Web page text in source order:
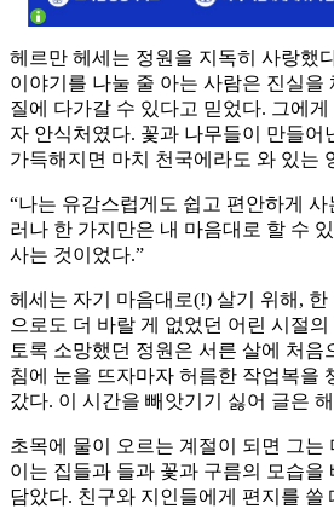
헤르만 헤세는 정원을 지독히 사랑했
이야기를 나눌 줄 아는 사람은 진실을
질에 다가갈 수 있다고 믿었다. 그에게
자 안식처였다. 꽃과 나무들이 만들어
가득해지면 마치 천국에라도 와 있는
“나는 유감스럽게도 쉽고 편안하게
러나 한 가지만은 내 마음대로 할 수
사는 것이었다.”
헤세는 자기 마음대로(!) 살기 위해,
으로도 더 바랄 게 없었던 어린 시절
토록 소망했던 정원은 서른 살에 처음
침에 눈을 뜨자마자 허름한 작업복을
갔다. 이 시간을 빼앗기기 싫어 글은
초목에 물이 오르는 계절이 되면 그는
이는 집들과 들과 꽃과 구름의 모습을
담았다. 친구와 지인들에게 편지를 쓸